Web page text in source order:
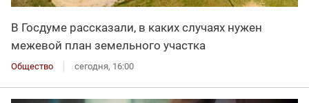
В Госдуме рассказали, в каких случаях нужен
межевой план земельного участка
Общество сегодня, 16:00